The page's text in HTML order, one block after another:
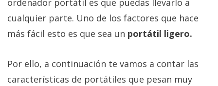
ordenador portátil es que puedas llevarlo a
cualquier parte. Uno de los factores que hace
más fácil esto es que sea un portátil ligero.
Por ello, a continuación te vamos a contar las
características de portátiles que pesan muy